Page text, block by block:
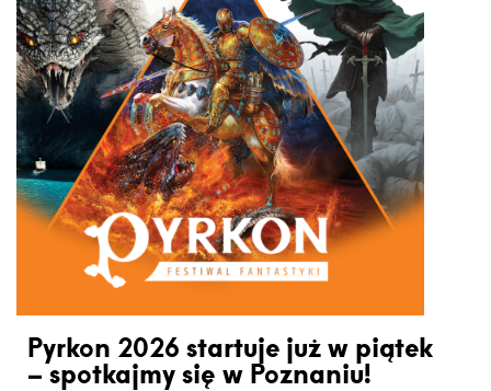
Pyrkon 2026 startuje już w piątek
– spotkajmy się w Poznaniu!